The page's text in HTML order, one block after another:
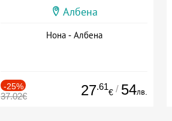
Албена
Нона - Албена
-25%
37.02€ 27.61
€ / 54лв.